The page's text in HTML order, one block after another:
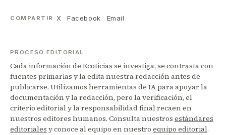
COMPARTIR X Facebook Email
PROCESO EDITORIAL
Cada información de Ecoticias se investiga, se contrasta con
fuentes primarias y la edita nuestra redacción antes de
publicarse. Utilizamos herramientas de IA para apoyar la
documentación y la redacción, pero la verificación, el
criterio editorial y la responsabilidad final recaen en
nuestros editores humanos. Consulta nuestros estándares
editoriales y conoce al equipo en nuestro equipo editorial.